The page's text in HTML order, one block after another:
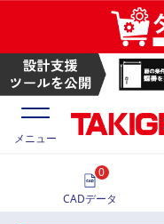
価格一覧
メニュー
0
CADデータ